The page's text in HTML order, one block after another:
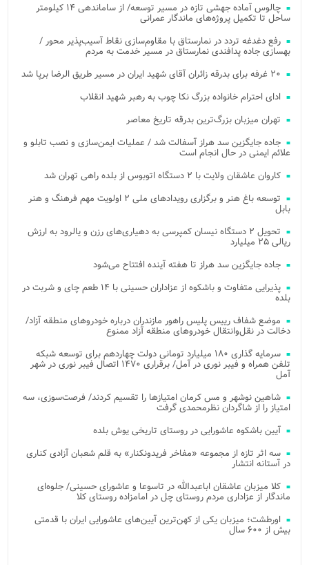
چالوس آماده جهشی تازه در مسیر توسعه/ از ساماندهی ۱۴ کیلومتر
ساحل تا تکمیل پروژه‌های ماندگار عمرانی
رفع دغدغه تردد در نمارستاق با مقاوم‌سازی نقاط آسیب‌پذیر محور /
بهسازی جاده پدافندی نمارستاق در مسیر خدمت به مردم
۲۰ غرفه برای بدرقه زائران آقای شهید ایران در مسیر طریق الرضا برپا شد
ادای احترام خانواده بزرگ نکا چوب به رهبر شهید انقلاب
تهران میزبان بزرگ‌ترین بدرقه تاریخ معاصر
جاده جایگزین سد هراز آسفالت شد / عملیات ایمن‌سازی و نصب تابلو و
علائم ایمنی در حال انجام است
کاروان عاشقان ولایت با ۲ دستگاه اتوبوس از بلده راهی تهران شد
توسعه باغ هنر و برگزاری رویدادهای ملی ۲ اولویت مهم فرهنگ و هنر
بابل
تحویل ۲ دستگاه نیسان کمپرسی به دهیاری‌های رزن و یالرود به ارزش
ریالی ۲۵ میلیارد
جاده جایگزین سد هراز تا هفته آینده افتتاح می‌شود
پذیرایی متفاوت و باشکوه از عزاداران حسینی با ۱۴ طعم چای و شربت در
بلده
موضع شفاف رییس پلیس راهور مازندران درباره خودروهای منطقه آزاد/
دخالت در نقل‌وانتقال خودروهای منطقه آزاد ممنوع
سرمایه گذاری ۱۸۰ میلیارد تومانی دولت چهاردهم برای توسعه شبکه
تلفن همراه و فیبر نوری در آمل/ برقراری ۱۴۷۰ اتصال فیبر نوری در شهر
آمل
شاهین نوشهر و مس کرمان امتیازها را تقسیم کردند/ فرصت‌سوزی، سه
امتیاز را از شاگردان نظرمحمدی گرفت
آیین باشکوه عاشورایی در روستای تاریخی یوش بلده
سه اثر تازه از مجموعه «مفاخر فریدونکنار» به قلم شعبان آزادی کناری
در آستانه انتشار
کلا میزبان عاشقان اباعبدالله در تاسوعا و عاشورای حسینی/ جلوه‌ای
ماندگار از عزاداری مردم روستای چل در امامزاده روستای کلا
اورطشت؛ میزبان یکی از کهن‌ترین آیین‌های عاشورایی ایران با قدمتی
بیش از ۶۰۰ سال